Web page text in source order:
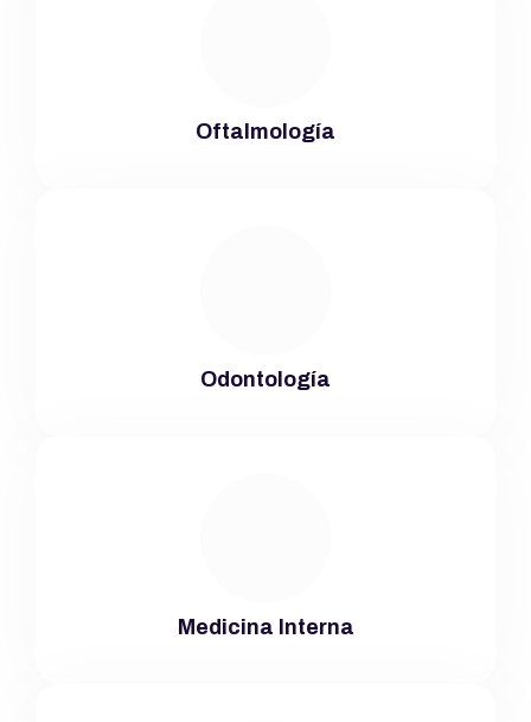
Oftalmología
Odontología
Medicina Interna